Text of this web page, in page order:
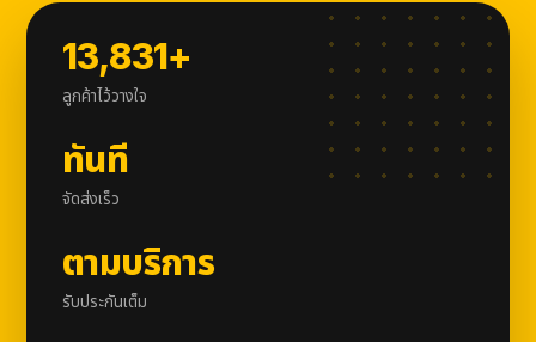
13,831+
ลูกค้าไว้วางใจ
ทันที
จัดส่งเร็ว
ตามบริการ
รับประกันเต็ม